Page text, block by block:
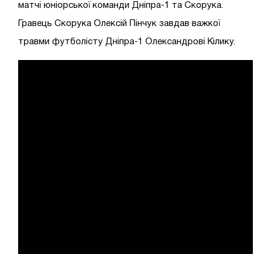
матчі юніорської команди Дніпра-1 та Скорука.
Гравець Скорука Олексій Пінчук завдав важкої
травми футболісту Дніпра-1 Олександрові Кілику.